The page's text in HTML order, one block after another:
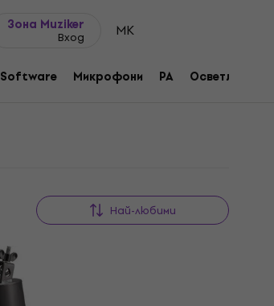
Зона Muziker
Вход MK
Software Микрофони PA Осветление
Най-любими